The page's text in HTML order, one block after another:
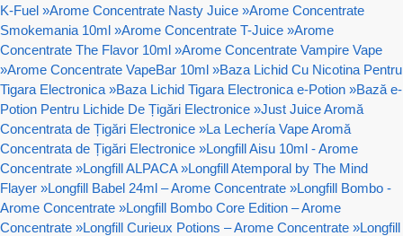
K-Fuel »Arome Concentrate Nasty Juice »Arome Concentrate
Smokemania 10ml »Arome Concentrate T-Juice »Arome
Concentrate The Flavor 10ml »Arome Concentrate Vampire Vape
»Arome Concentrate VapeBar 10ml »Baza Lichid Cu Nicotina Pentru
Tigara Electronica »Baza Lichid Tigara Electronica e-Potion »Bază e-
Potion Pentru Lichide De Țigări Electronice »Just Juice Aromă
Concentrata de Țigări Electronice »La Lechería Vape Aromă
Concentrata de Țigări Electronice »Longfill Aisu 10ml - Arome
Concentrate »Longfill ALPACA »Longfill Atemporal by The Mind
Flayer »Longfill Babel 24ml – Arome Concentrate »Longfill Bombo -
Arome Concentrate »Longfill Bombo Core Edition – Arome
Concentrate »Longfill Curieux Potions – Arome Concentrate »Longfill